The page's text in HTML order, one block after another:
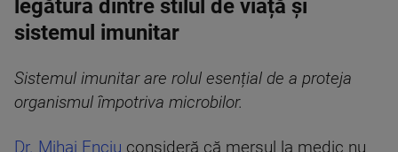
legătura dintre stilul de viață și
sistemul imunitar
Sistemul imunitar are rolul esențial de a proteja
organismul împotriva microbilor.
Dr. Mihai Enciu consideră că mersul la medic nu